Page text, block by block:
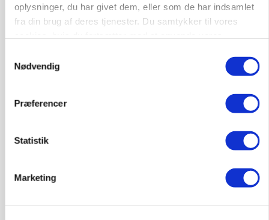
oplysninger, du har givet dem, eller som de har indsamlet
fra din brug af deres tjenester. Du samtykker til vores
Nødvendig
Præferencer
Statistik
Marketing
Bekræftet: Sætter droner ind mod problemulv